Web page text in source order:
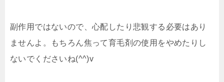
副作用ではないので、心配したり悲観する必要はあり
ませんよ。もちろん焦って育毛剤の使用をやめたりし
ないでくださいね(^^)v